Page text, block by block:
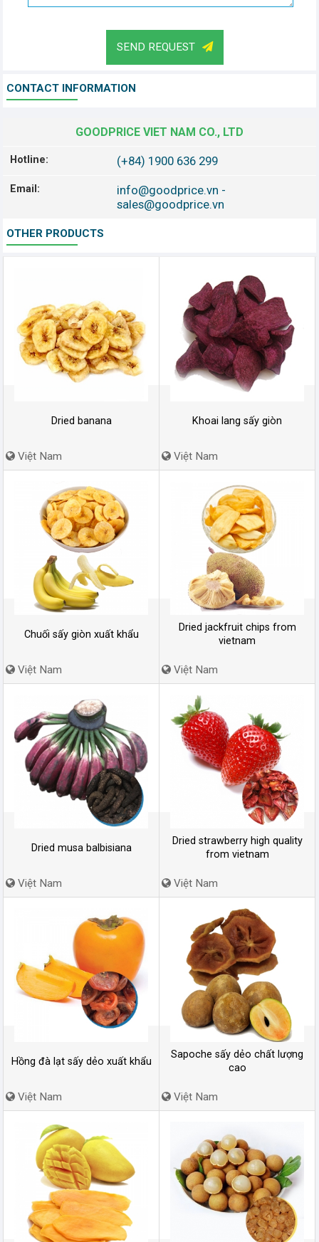
SEND REQUEST
CONTACT INFORMATION
GOODPRICE VIET NAM CO., LTD
Hotline: (+84) 1900 636 299
Email: info@goodprice.vn -
sales@goodprice.vn
OTHER PRODUCTS
Dried banana
Việt Nam
Khoai lang sấy giòn
Việt Nam
Chuối sấy giòn xuất khẩu
Việt Nam
Dried jackfruit chips from
vietnam
Việt Nam
Dried musa balbisiana
Việt Nam
Dried strawberry high quality
from vietnam
Việt Nam
Hồng đà lạt sấy dẻo xuất khẩu
Việt Nam
Sapoche sấy dẻo chất lượng
cao
Việt Nam